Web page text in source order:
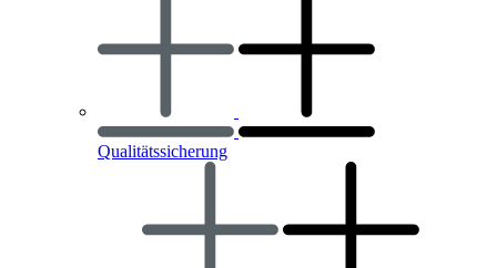
Qualitätssicherung